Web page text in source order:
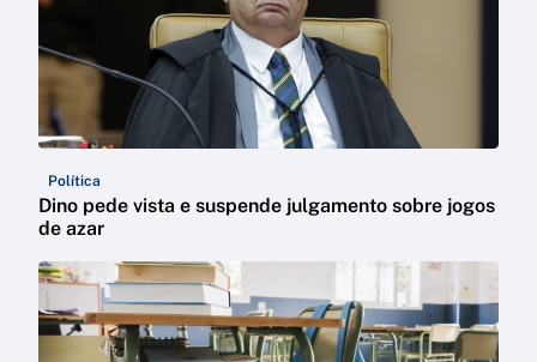
Política
Dino pede vista e suspende julgamento sobre jogos
de azar